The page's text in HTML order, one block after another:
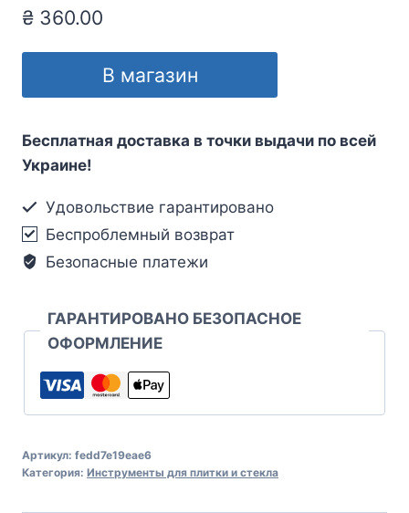
₴ 360.00
В магазин
Бесплатная доставка в точки выдачи по всей
Украине!
Удовольствие гарантировано
Беспроблемный возврат
Безопасные платежи
ГАРАНТИРОВАНО БЕЗОПАСНОЕ
ОФОРМЛЕНИЕ
Артикул: fedd7e19eae6
Категория: Инструменты для плитки и стекла